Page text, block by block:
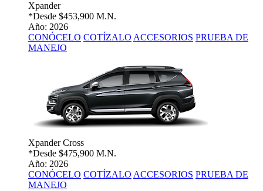
Xpander
*Desde $453,900 M.N.
Año: 2026
CONÓCELO COTÍZALO ACCESORIOS PRUEBA DE
MANEJO
Xpander Cross
*Desde $475,900 M.N.
Año: 2026
CONÓCELO COTÍZALO ACCESORIOS PRUEBA DE
MANEJO